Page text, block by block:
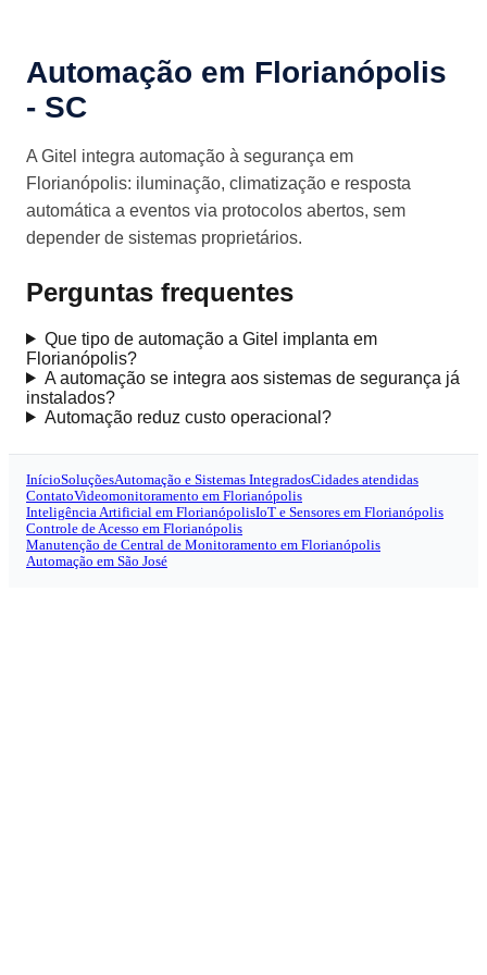
Automação em Florianópolis
- SC
A Gitel integra automação à segurança em
Florianópolis: iluminação, climatização e resposta
automática a eventos via protocolos abertos, sem
depender de sistemas proprietários.
Perguntas frequentes
Que tipo de automação a Gitel implanta em
Florianópolis?
A automação se integra aos sistemas de segurança já
instalados?
Automação reduz custo operacional?
InícioSoluçõesAutomação e Sistemas IntegradosCidades atendidas
ContatoVideomonitoramento em Florianópolis
Inteligência Artificial em FlorianópolisIoT e Sensores em Florianópolis
Controle de Acesso em Florianópolis
Manutenção de Central de Monitoramento em Florianópolis
Automação em São José